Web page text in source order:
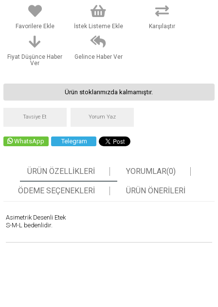
Favorilere Ekle İstek Listeme Ekle Karşılaştır
Fiyat Düşünce Haber
Ver
Gelince Haber Ver
Ürün stoklarımızda kalmamıştır.
Tavsiye Et Yorum Yaz
WhatsApp Telegram
ÜRÜN ÖZELLIKLERI YORUMLAR(0)
ÖDEME SEÇENEKLERI ÜRÜN ÖNERILERI
Asimetrik Desenli Etek
S-M-L bedenlidir.